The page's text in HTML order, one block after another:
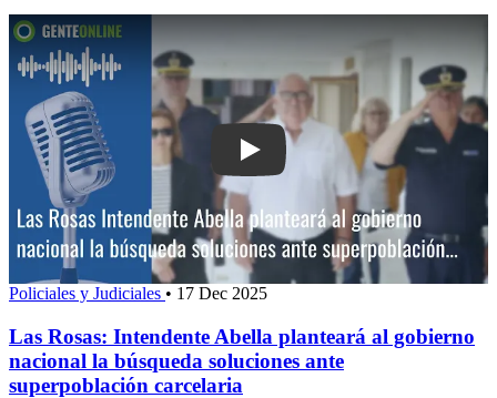
Play: Las Rosas: Intendente Abella
Policiales y Judiciales • 17 Dec 2025
Las Rosas: Intendente Abella planteará al gobierno
nacional la búsqueda soluciones ante
superpoblación carcelaria